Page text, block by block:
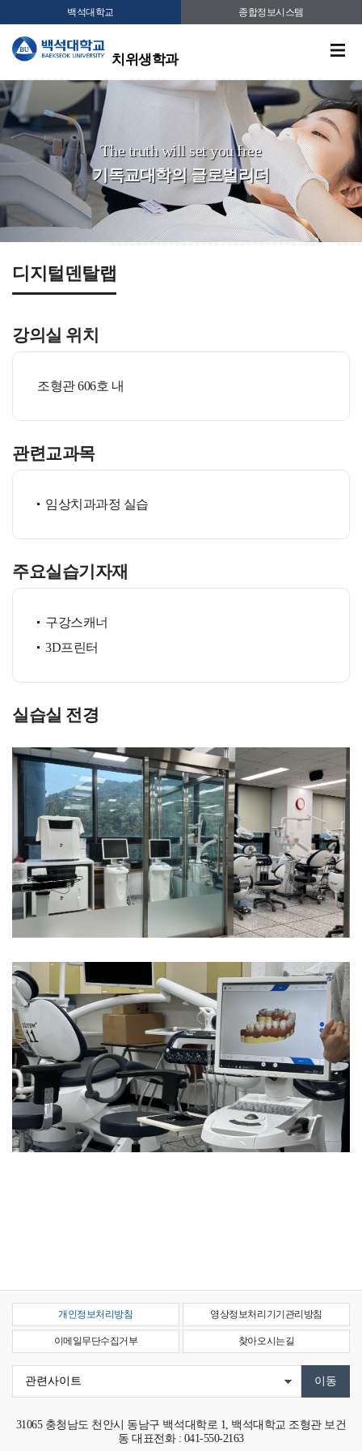
백석대학교 종합정보시스템
치위생학과
The truth will set you free
기독교대학의 글로벌리더
디지털덴탈랩
강의실 위치
조형관 606호 내
관련교과목
임상치과과정 실습
주요실습기자재
구강스캐너
3D프린터
실습실 전경
개인정보처리방침 영상정보처리기기관리방침
이메일무단수집거부 찾아오시는길
31065 충청남도 천안시 동남구 백석대학로 1, 백석대학교 조형관 보건
동대표전화 : 041-550-2163